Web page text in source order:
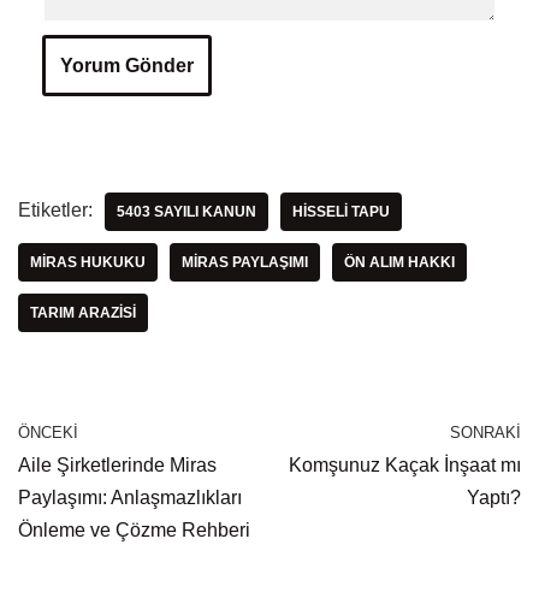
Etiketler: 5403 SAYILI KANUN HISSELI TAPU
MIRAS HUKUKU MIRAS PAYLAŞIMI ÖN ALIM HAKKI
TARIM ARAZISI
ÖNCEKI
Aile Şirketlerinde Miras
Paylaşımı: Anlaşmazlıkları
Önleme ve Çözme Rehberi
SONRAKI
Komşunuz Kaçak İnşaat mı
Yaptı?